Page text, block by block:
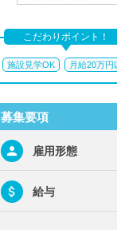
こだわりポイント！
施設見学OK 月給20万円
募集要項
雇用形態
給与